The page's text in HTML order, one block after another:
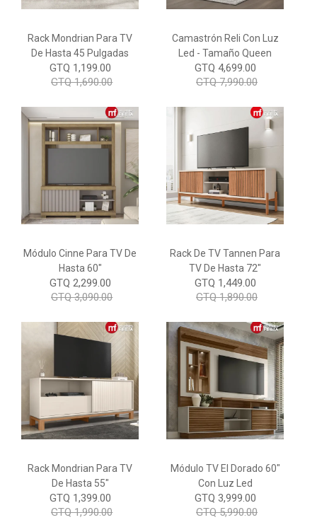
Rack Mondrian Para TV
De Hasta 45 Pulgadas
GTQ 1,199.00
GTQ 1,690.00
Camastrón Reli Con Luz
Led - Tamaño Queen
GTQ 4,699.00
GTQ 7,990.00
Módulo Cinne Para TV De
Hasta 60"
GTQ 2,299.00
GTQ 3,090.00
Rack De TV Tannen Para
TV De Hasta 72"
GTQ 1,449.00
GTQ 1,890.00
Rack Mondrian Para TV
De Hasta 55"
GTQ 1,399.00
GTQ 1,990.00
Módulo TV El Dorado 60"
Con Luz Led
GTQ 3,999.00
GTQ 5,990.00